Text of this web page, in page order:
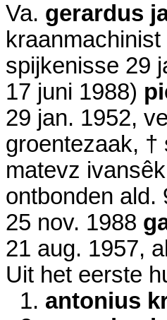
Va. gerardus
spijkenisse 29
17 juni 1988)
29 jan. 1952,
groentezaak,
matevz
ontbonden ald.
25 nov. 1988
21 aug. 1957,
Uit het eerste
1. antonius